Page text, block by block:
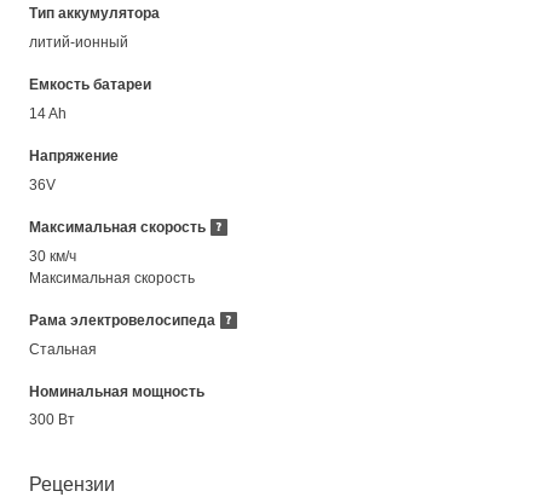
Тип аккумулятора
литий-ионный
Емкость батареи
14 Ah
Напряжение
36V
Максимальная скорость
30 км/ч
Максимальная скорость
Рама электровелосипеда
Стальная
Номинальная мощность
300 Вт
Рецензии